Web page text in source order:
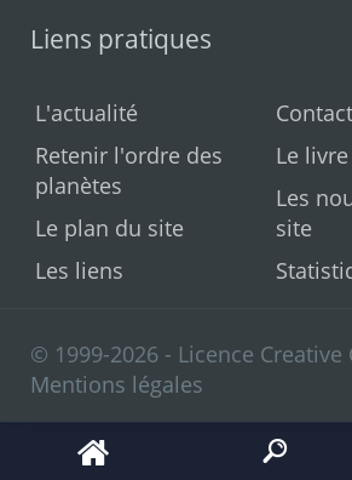
Liens pratiques
L'actualité
Retenir l'ordre des
planètes
Le plan du site
Les liens
Le
Les
site
© 1999-2026 - Licence Creative
Mentions légales